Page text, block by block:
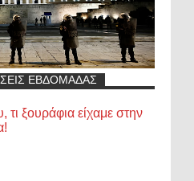
ΕΒΔΟΜΑΔΑΣ
τι ξουράφια είχαμε στην